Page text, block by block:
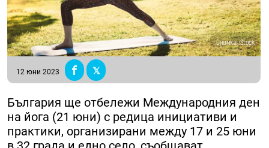
Снимка: iStock
12 юни 2023
България ще отбележи Международния ден
на йога (21 юни) с редица инициативи и
практики, организирани между 17 и 25 юни